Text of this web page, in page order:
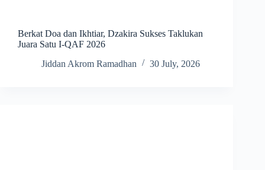
Berkat Doa dan Ikhtiar, Dzakira Sukses Taklukan
Juara Satu I-QAF 2026
Jiddan Akrom Ramadhan
30 July, 2026